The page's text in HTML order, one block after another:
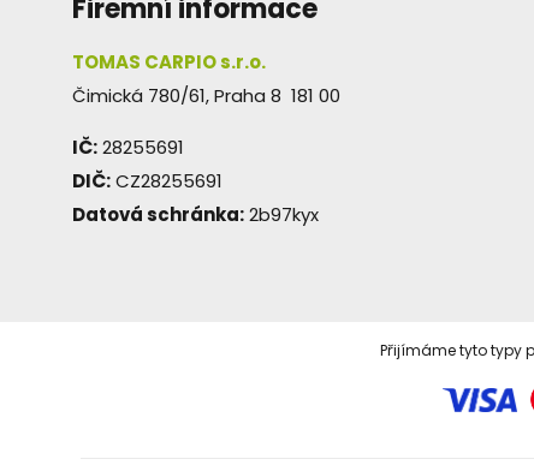
Firemní informace
TOMAS CARPIO s.r.o.
Čimická 780/61, Praha 8 181 00
IČ:28255691
DIČ:CZ28255691
Datová schránka:2b97kyx
Přijímáme tyto typy